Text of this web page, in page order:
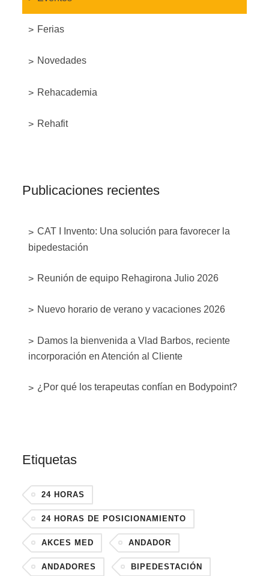
Ferias
Novedades
Rehacademia
Rehafit
Publicaciones recientes
CAT I Invento: Una solución para favorecer la
bipedestación
Reunión de equipo Rehagirona Julio 2026
Nuevo horario de verano y vacaciones 2026
Damos la bienvenida a Vlad Barbos, reciente
incorporación en Atención al Cliente
¿Por qué los terapeutas confían en Bodypoint?
Etiquetas
24 HORAS
24 HORAS DE POSICIONAMIENTO
AKCES MED ANDADOR
ANDADORES BIPEDESTACIÓN